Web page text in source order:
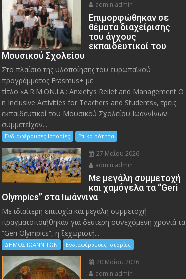
admin admin
Eπιμορφώθηκαν σε
θέματα διαχείρισης
του άγχους
εκπαιδευτικοί του
Μουσικού Σχολείου
Στο πλαίσιο της υλοποίησης του ευρωπαϊκού
προγράμματος Erasmus+ με
τίτλο «A.R.M.ON.I.A.: Anxiety’s Relief and Management O
n Inclusive Activities for Teachers and Students», τρεις
εκπαιδευτικοί του Μουσικού Σχολείου Ιωαννίνων
συμμετείχαν...
Ενδιαφέρουσες Ιστορίες Επικαιρότητα
27 Μαΐου 2026
admin admin
Με μεγάλη συμμετοχή
και χαμόγελα τα “Geri
Olympics” στα Ιωάννινα
Με ιδιαίτερη επιτυχία και μεγάλη συμμετοχή
πραγματοποιήθηκαν για δεύτερη συνεχόμενη χρονιά τα
“Geri Olympics”, η ξεχωριστή...
ΔΗΜΟΣ ΙΩΑΝΝΙΤΩΝ Ενδιαφέρουσες Ιστορίες
20 Μαΐου 2026
admin admin